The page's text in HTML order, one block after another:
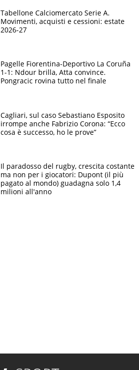
Tabellone Calciomercato Serie A.
Movimenti, acquisti e cessioni: estate
2026-27
Pagelle Fiorentina-Deportivo La Coruña
1-1: Ndour brilla, Atta convince.
Pongracic rovina tutto nel finale
Cagliari, sul caso Sebastiano Esposito
irrompe anche Fabrizio Corona: “Ecco
cosa è successo, ho le prove”
Il paradosso del rugby, crescita costante
ma non per i giocatori: Dupont (il più
pagato al mondo) guadagna solo 1,4
milioni all'anno